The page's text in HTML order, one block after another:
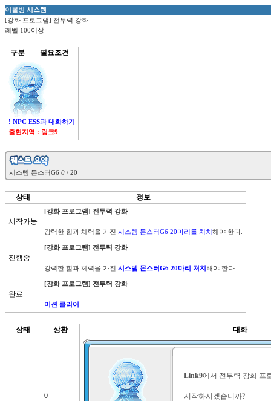
이볼빙 시스템
[강화 프로그램] 전투력 강화
레벨 100이상
구분 필요조건
! NPC ESS과 대화하기
출현지역 : 링크9
시스템 몬스터G6 0
상태 정보
시작가능
[강화 프로그램] 전투력 강화
강력한 힘과 체력을 가진 시스템 몬스터G6 20마리를 처치
진행중
[강화 프로그램] 전투력 강화
강력한 힘과 체력을 가진 시스템 몬스터G6 20마리 처치해야 한다.
완료
[강화 프로그램] 전투력 강화
미션 클리어
상태 상황 대화
0
Link9에서 전투력 강화 프
시작하시겠습니까?